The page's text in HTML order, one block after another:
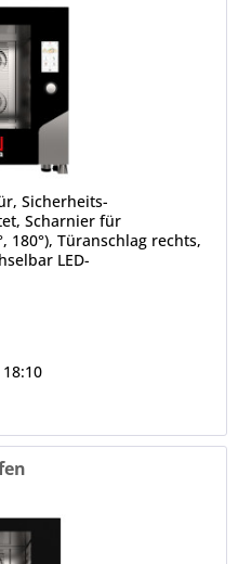
Sicherheits-
Scharnier für
180°), Türanschlag rechts,
LED-